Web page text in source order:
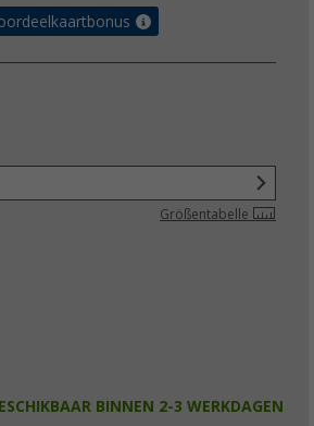
Größentabelle
BINNEN 2-3 WERKDAGEN